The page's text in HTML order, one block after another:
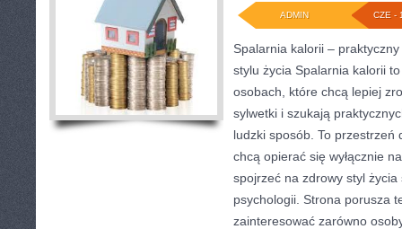
CZE -
ADMIN
Spalarnia kalorii –
stylu życia Spalarnia kalorii
osobach, które chcą lepiej
sylwetki i szukają
ludzki sposób. To przestrzeń
chcą opierać się wyłącznie
spojrzeć na zdrowy styl
psychologii. Strona porusza
zainteresować zarówno